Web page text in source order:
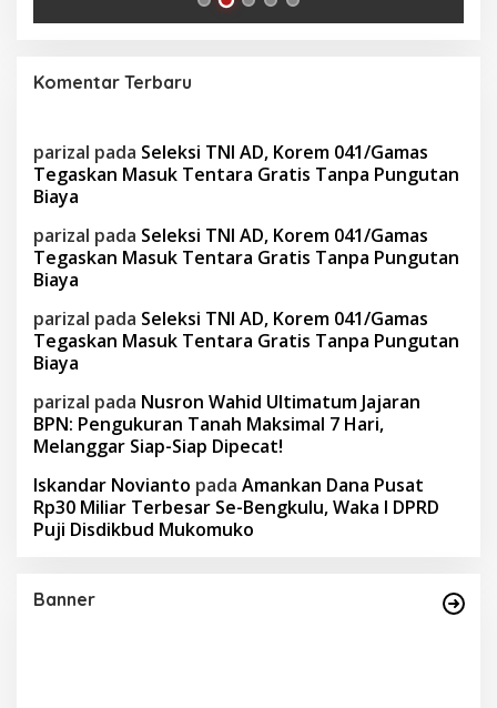
Komentar Terbaru
parizal pada Seleksi TNI AD, Korem 041/Gamas
Tegaskan Masuk Tentara Gratis Tanpa Pungutan
Biaya
parizal pada Seleksi TNI AD, Korem 041/Gamas
Tegaskan Masuk Tentara Gratis Tanpa Pungutan
Biaya
parizal pada Seleksi TNI AD, Korem 041/Gamas
Tegaskan Masuk Tentara Gratis Tanpa Pungutan
Biaya
parizal pada Nusron Wahid Ultimatum Jajaran
BPN: Pengukuran Tanah Maksimal 7 Hari,
Melanggar Siap-Siap Dipecat!
Iskandar Novianto pada Amankan Dana Pusat
Rp30 Miliar Terbesar Se-Bengkulu, Waka I DPRD
Puji Disdikbud Mukomuko
Banner